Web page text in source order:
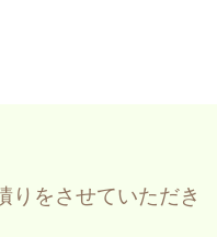
りをさせていただき